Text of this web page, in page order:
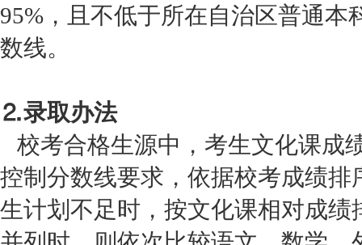
95%，且不低于所在自治区普通本
数线。
⒉录取办法
校考合格生源中，考生文化课成
控制分数线要求，依据校考成绩
生计划不足时，按文化课相对成